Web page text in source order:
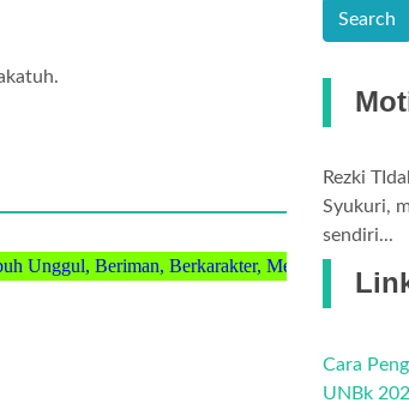
Beriman, Berkarakter, Menguasai Iptek, dan
Rezki
Syukuri,
sendiri...
Cara
UNBk